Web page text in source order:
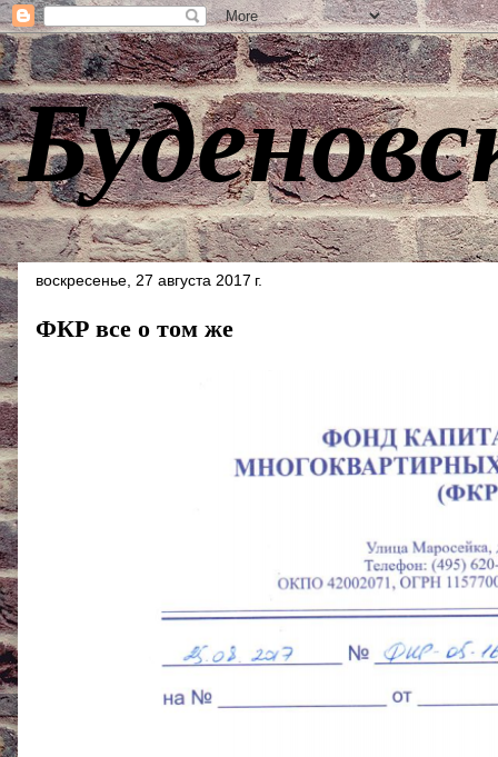
воскресенье, 27 августа 2017 г.
ФКР все о том же